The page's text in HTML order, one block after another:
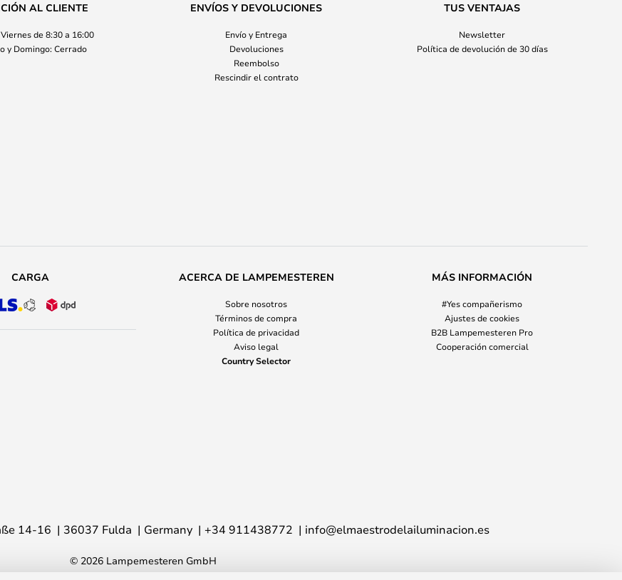
AL CLIENTE
de 8:30 a 16:00
y Domingo: Cerrado
ENVÍOS Y DEVOLUCIONES
Envío y Entrega
Devoluciones
Reembolso
Rescindir el contrato
TUS VENTAJAS
Newsletter
Política de devolución de 30 días
CARGA ACERCA DE LAMPEMESTEREN
Sobre nosotros
Términos de compra
Política de privacidad
Aviso legal
Country Selector
MÁS INFORMACIÓN
#Yes compañerismo
Ajustes de cookies
B2B Lampemesteren Pro
Cooperación comercial
14-16 36037 Fulda Germany +34 911438772 info@elmaestrodelailuminacion.es
© 2026 Lampemesteren GmbH